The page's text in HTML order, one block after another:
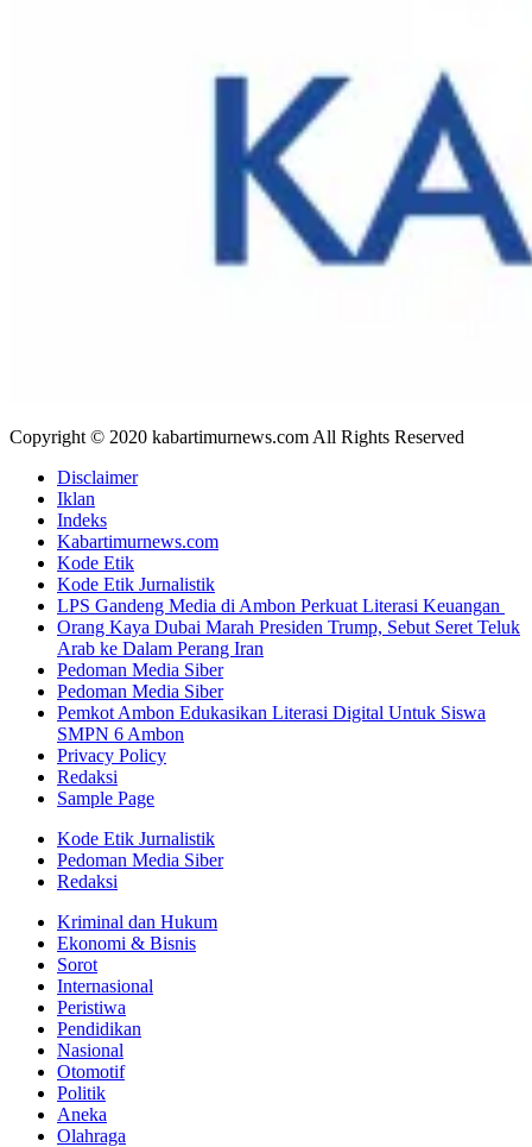
Copyright © 2020 kabartimurnews.com All Rights Reserved
Disclaimer
Iklan
Indeks
Kabartimurnews.com
Kode Etik
Kode Etik Jurnalistik
LPS Gandeng Media di Ambon Perkuat Literasi Keuangan
Orang Kaya Dubai Marah Presiden Trump, Sebut Seret Teluk
Arab ke Dalam Perang Iran
Pedoman Media Siber
Pedoman Media Siber
Pemkot Ambon Edukasikan Literasi Digital Untuk Siswa
SMPN 6 Ambon
Privacy Policy
Redaksi
Sample Page
Kode Etik Jurnalistik
Pedoman Media Siber
Redaksi
Kriminal dan Hukum
Ekonomi & Bisnis
Sorot
Internasional
Peristiwa
Pendidikan
Nasional
Otomotif
Politik
Aneka
Olahraga